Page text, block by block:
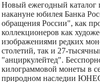
Новый ежегодный каталог
накануне юбилея Банка
обращения России", как
коллекционеров как
изображениями редких
столетий, так и 27-
"анциркулейтед".
килограммовой монеты в
природном наследии